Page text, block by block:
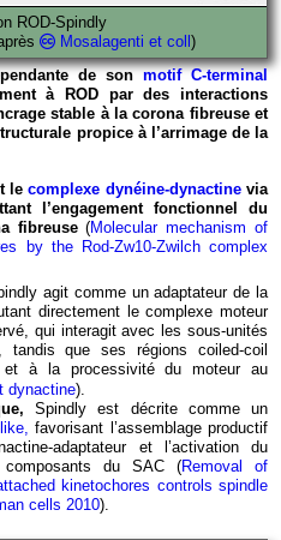
ROD-Spindly
Mosalagenti et coll )
de sonmotif C-terminal
à ROD par des interactions
stable à la corona fibreuse et
propice à l’arrimage de la
lecomplexe dynéine-dynactinevia
l’engagement fonctionnel du
fibreuse(Molecular mechanism of
by the Rod-Zw10-Zwilch complex
agit comme un adaptateur de la
directement le complexe moteur
qui interagit avec les sous-unités
tandis que ses régions coiled-coil
et à la processivité du moteur au
dynactine).
Spindly est décrite comme un
like,favorisant l’assemblage productif
adaptateur et l’activation du
composants du SAC (Removal of
kinetochores controls spindle
cells 2010).